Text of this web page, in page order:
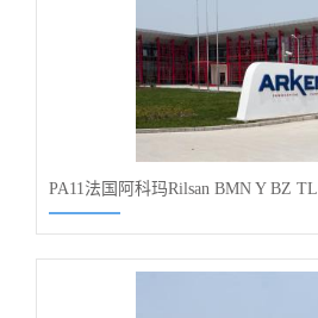
PA11法国阿科玛Rilsan BMN Y BZ TL